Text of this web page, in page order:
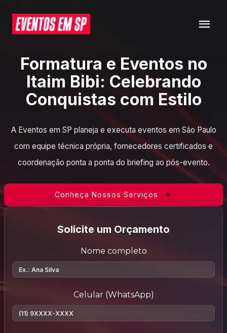
Formatura e Eventos no
Itaim Bibi: Celebrando
Conquistas com Estilo
A Eventos em SP planeja e executa eventos em São Paulo
com equipe técnica própria, fornecedores certificados e
coordenação ponta a ponta do briefing ao pós-evento.
Conheça Nossos Serviços
Solicite um Orçamento
Nome completo
Celular (WhatsApp)